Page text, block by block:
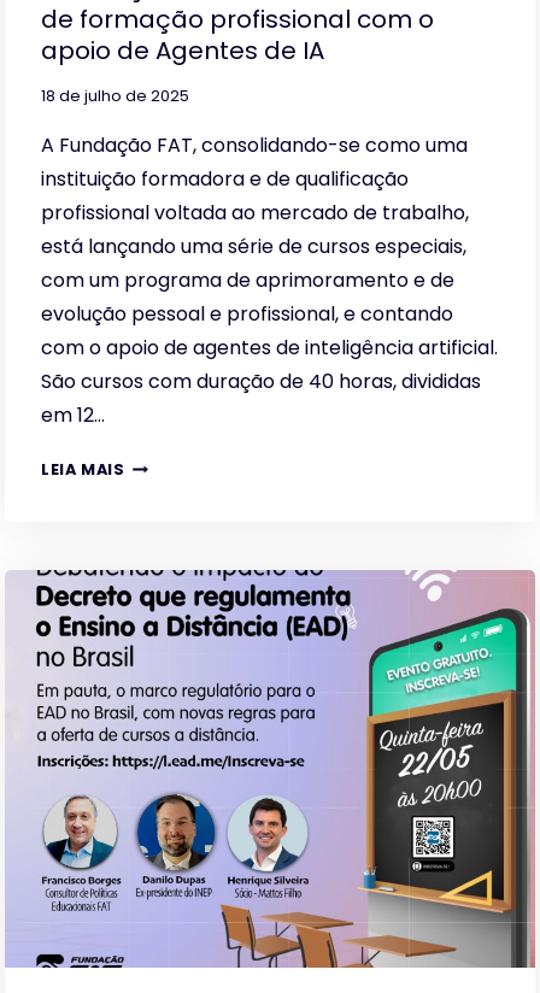
de formação profissional com o
apoio de Agentes de IA
18 de julho de 2025
A Fundação FAT, consolidando-se como uma
instituição formadora e de qualificação
profissional voltada ao mercado de trabalho,
está lançando uma série de cursos especiais,
com um programa de aprimoramento e de
evolução pessoal e profissional, e contando
com o apoio de agentes de inteligência artificial.
São cursos com duração de 40 horas, divididas
em 12…
LEIA MAIS FAT
CURSOS
DE
FORMAÇÃO
PROFISSIONAL
COM
O
APOIO
DE
AGENTES
DE
IA